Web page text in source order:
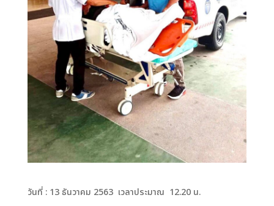
วันที่ : 13 ธันวาคม 2563 เวลาประมาณ 12.20 น.